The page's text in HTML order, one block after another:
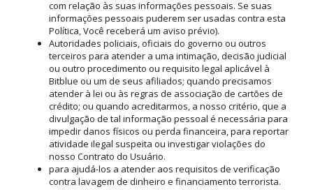
com relação às suas informações pessoais. Se suas
informações pessoais puderem ser usadas contra esta
Política, Você receberá um aviso prévio).
Autoridades policiais, oficiais do governo ou outros
terceiros para atender a uma intimação, decisão judicial
ou outro procedimento ou requisito legal aplicável à
Bitblue ou um de seus afiliados; quando precisamos
atender à lei ou às regras de associação de cartões de
crédito; ou quando acreditarmos, a nosso critério, que a
divulgação de tal informação pessoal é necessária para
impedir danos físicos ou perda financeira, para reportar
atividade ilegal suspeita ou investigar violações do
nosso Contrato do Usuário.
para ajudá-los a atender aos requisitos de verificação
contra lavagem de dinheiro e financiamento terrorista.